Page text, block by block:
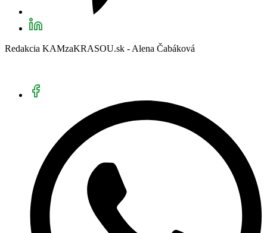
Redakcia KAMzaKRASOU.sk - Alena Čabáková